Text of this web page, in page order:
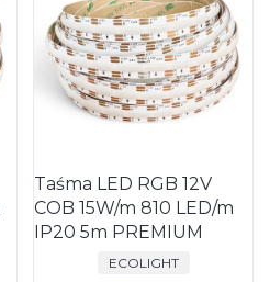
Taśma LED RGB 12V
COB 15W/m 810 LED/m
IP20 5m PREMIUM
PRODUCENT
ECOLIGHT